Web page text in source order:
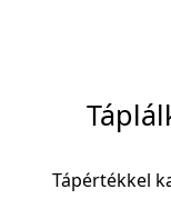
Tápértékkel